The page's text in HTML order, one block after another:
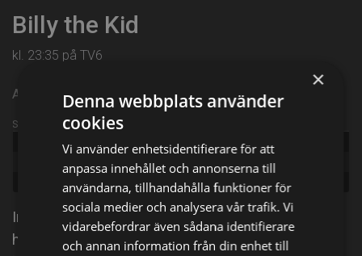
Billy the Kid
kl. 23:35 på TV6
Amerikansk dramaserie från 2022 | Episode 8 | Säsong 1
Sändningsinformation
Publicerad:
The Rampage
Äventyr
Inför kriget i Lincoln County uppmuntras Jesse och
hans gäng av Murphy att öka sina attacker mot de
×
Denna webbplats använder
cookies
Vi använder enhetsidentifierare för att
anpassa innehållet och annonserna till
användarna, tillhandahålla funktioner för
sociala medier och analysera vår trafik. Vi
vidarebefordrar även sådana identifierare
och annan information från din enhet till